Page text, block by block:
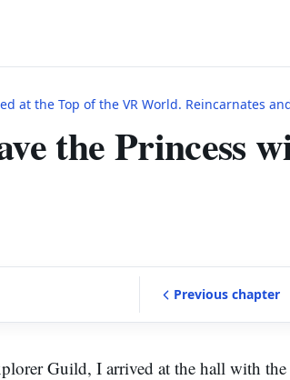
of the VR World. Reincarnates and Restarts From Level
the Princess
Previous chapter
Guild, I arrived at the hall with the